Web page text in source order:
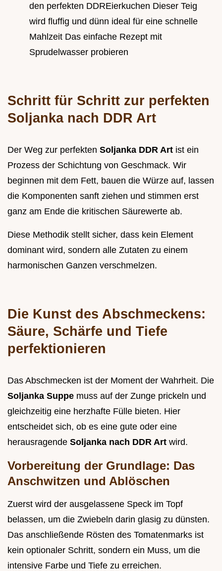
den perfekten DDREierkuchen Dieser Teig
wird fluffig und dünn ideal für eine schnelle
Mahlzeit Das einfache Rezept mit
Sprudelwasser probieren
Schritt für Schritt zur perfekten
Soljanka nach DDR Art
Der Weg zur perfekten Soljanka DDR Art ist ein
Prozess der Schichtung von Geschmack. Wir
beginnen mit dem Fett, bauen die Würze auf, lassen
die Komponenten sanft ziehen und stimmen erst
ganz am Ende die kritischen Säurewerte ab.
Diese Methodik stellt sicher, dass kein Element
dominant wird, sondern alle Zutaten zu einem
harmonischen Ganzen verschmelzen.
Die Kunst des Abschmeckens:
Säure, Schärfe und Tiefe
perfektionieren
Das Abschmecken ist der Moment der Wahrheit. Die
Soljanka Suppe muss auf der Zunge prickeln und
gleichzeitig eine herzhafte Fülle bieten. Hier
entscheidet sich, ob es eine gute oder eine
herausragende Soljanka nach DDR Art wird.
Vorbereitung der Grundlage: Das
Anschwitzen und Ablöschen
Zuerst wird der ausgelassene Speck im Topf
belassen, um die Zwiebeln darin glasig zu dünsten.
Das anschließende Rösten des Tomatenmarks ist
kein optionaler Schritt, sondern ein Muss, um die
intensive Farbe und Tiefe zu erreichen.